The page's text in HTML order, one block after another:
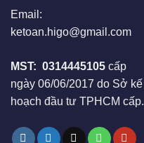
Email:
ketoan.higo@gmail.com
MST: 0314445105 cấp
ngày 06/06/2017 do Sở kế
hoạch đầu tư TPHCM cấp.